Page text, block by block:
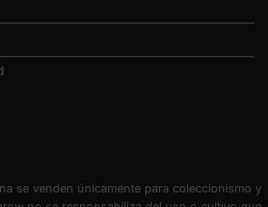
se venden únicamente para coleccionismo y